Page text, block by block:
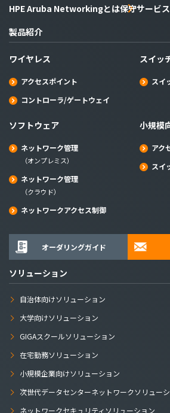
HPE Aruba Networkingとは保守サービス
製品紹介
ワイヤレス
アクセスポイント
コントローラ/ゲートウェイ
スイッ
スイ
ソフトウェア
ネットワーク管理
（オンプレミス）
ネットワーク管理
（クラウド）
ネットワークアクセス制御
小規模
アク
スイ
オーダリングガイド
ソリューション
自治体向けソリューション
大学向けソリューション
GIGAスクールソリューション
在宅勤務ソリューション
小規模企業向けソリューション
次世代データセンターネットワークソリュー
ネットワークセキュリティソリューション